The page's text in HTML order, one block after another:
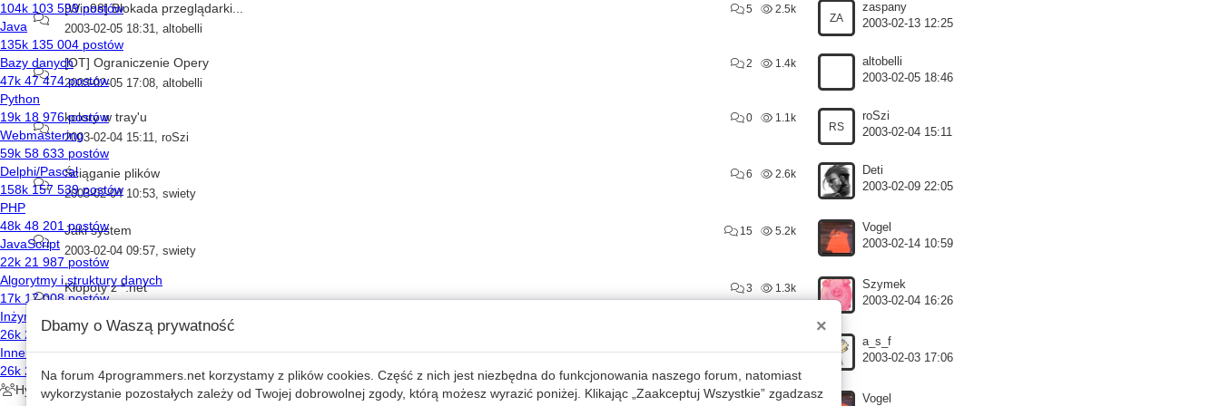
[Win98] Blokada przeglądarki... 5 2.5k
2003-02-05 18:31, altobelli
ZA
zaspany
2003-02-13 12:25
[OT] Ograniczenie Opery 2 1.4k
2003-02-05 17:08, altobelli
altobelli
2003-02-05 18:46
kolory w tray'u 0 1.1k
2003-02-04 15:11, roSzi
RS
roSzi
2003-02-04 15:11
Ściąganie plików 6 2.6k
2003-02-04 10:53 swiety
Deti
2003-02-09 22:05
Jaki system 15 5.2k
2003-02-04 09:57 swiety
Vogel
2003-02-14 10:59
Kłopoty z *.net 3 1.3k
Szymek
2003-02-04 16:26
a_s_f
2003-02-03 17:06
[Windows] Fałszywe rozszerzenia 2.6k Vogel
Dbamy o Waszą prywatność ×
Na forum 4programmers.net korzystamy z plików cookies. Część z nich jest niezbędna do funkcjonowania naszego forum, natomiast
wykorzystanie pozostałych zależy od Twojej dobrowolnej zgody, którą możesz wyrazić poniżej. Klikając „Zaakceptuj Wszystkie” zgadzasz